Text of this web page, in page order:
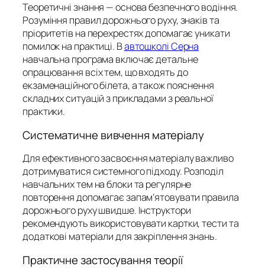
Теоретичні знання — основа безпечного водіння.
Розуміння правил дорожнього руху, знаків та
пріоритетів на перехрестях допомагає уникати
помилок на практиці. Вавтошколі Серна
навчальна програма включає детальне
опрацювання всіх тем, що входять до
екзаменаційного білета, а також пояснення
складних ситуацій з прикладами з реальної
практики.
Систематичне вивчення матеріалу
Для ефективного засвоєння матеріалу важливо
дотримуватися системного підходу. Розподіл
навчальних тем на блоки та регулярне
повторення допомагає запам’ятовувати правила
дорожнього руху швидше. Інструктори
рекомендують використовувати картки, тести та
додаткові матеріали для закріплення знань.
Практичне застосування теорії